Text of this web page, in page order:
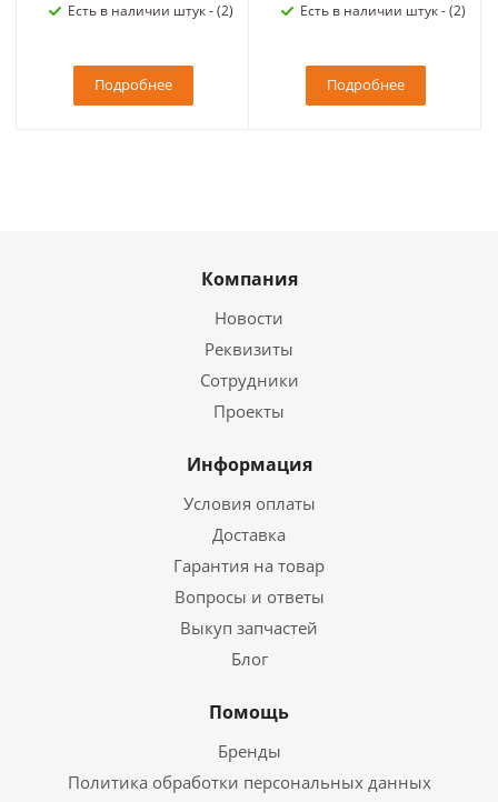
Есть в наличии штук - (2)
Подробнее
Есть в наличии штук - (2)
Подробнее
Компания
Новости
Реквизиты
Сотрудники
Проекты
Информация
Условия оплаты
Доставка
Гарантия на товар
Вопросы и ответы
Выкуп запчастей
Блог
Помощь
Бренды
Политика обработки персональных данных